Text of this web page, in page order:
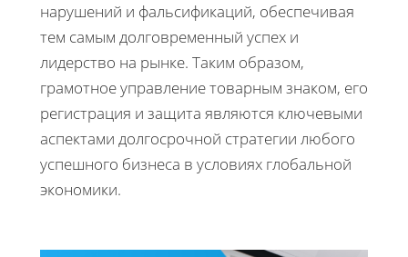
нарушений и фальсификаций, обеспечивая
тем самым долговременный успех и
лидерство на рынке. Таким образом,
грамотное управление товарным знаком, его
регистрация и защита являются ключевыми
аспектами долгосрочной стратегии любого
успешного бизнеса в условиях глобальной
экономики.